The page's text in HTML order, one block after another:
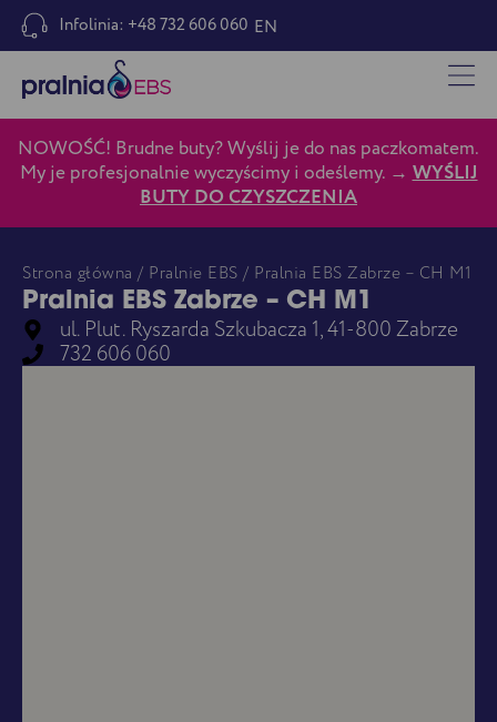
Infolinia: +48 732 606 060 EN
NOWOŚĆ! Brudne buty? Wyślij je do nas paczkomatem.
My je profesjonalnie wyczyścimy i odeślemy. →WYŚLIJ
BUTY DO CZYSZCZENIA
Strona główna / Pralnie EBS / Pralnia EBS Zabrze – CH M1
Pralnia EBS Zabrze – CH M1
ul. Plut. Ryszarda Szkubacza 1, 41-800 Zabrze
732 606 060